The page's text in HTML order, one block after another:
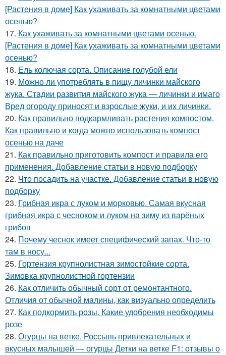
[Растения в доме] Как ухаживать за комнатными цветами
осенью?
17. Как ухаживать за комнатными цветами осенью.
[Растения в доме] Как ухаживать за комнатными цветами
осенью?
18. Ель колючая сорта. Описание голубой ели
19. Можно ли употреблять в пищу личинки майского
жука. Стадии развития майского жука — личинки и имаго
Вред огороду приносят и взрослые жуки, и их личинки.
20. Как правильно подкармливать растения компостом.
Как правильно и когда можно использовать компост
осенью на даче
21. Как правильно приготовить компост и правила его
применения. Добавление статьи в новую подборку
22. Что посадить на участке. Добавление статьи в новую
подборку
23. Грибная икра с луком и морковью. Самая вкусная
грибная икра с чесноком и луком на зиму из варёных
грибов
24. Почему чеснок имеет специфический запах. Что-то
там в носу...
25. Гортензия крупнолистная зимостойкие сорта.
Зимовка крупнолистной гортензии
26. Как отличить обычный сорт от ремонтантного.
Отличия от обычной малины, как визуально определить
27. Как подкормить розы. Какие удобрения необходимы
розе
28. Огурцы на ветке. Россыпь привлекательных и
вкусных малышей — огурцы Детки на ветке F1: отзывы о